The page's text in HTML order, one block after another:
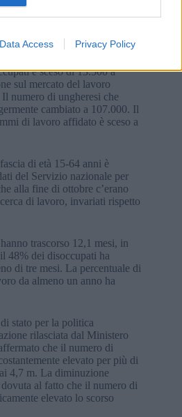
Data Access Privacy Policy
erano 219.400 Il numero
prima KSH ha osservato che
è sceso di 13.500 a
sul mercato del lavoro
numero di ungheresi che
cambiato a 107.000. Il
di lavoro affidato è sceso a
di età 15-64 anni è
del Servizio nazionale per
alla fine di ottobre c’erano
di lavoro, invariati rispetto
trascorso 12,1 mesi, in
48% dei disoccupati ha
di tre mesi. La percentuale di
da almeno un anno ha
stato per la politica
rilasciata dal Ministero
che il numero di
elevato per più di
4,7 m. La diminuzione
al fatto che il numero di
elevato lo scorso